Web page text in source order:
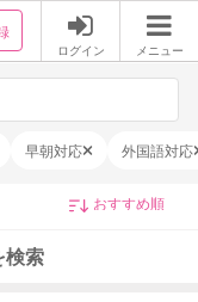
ログイン メニュー
早朝対応 外国語対応
検索